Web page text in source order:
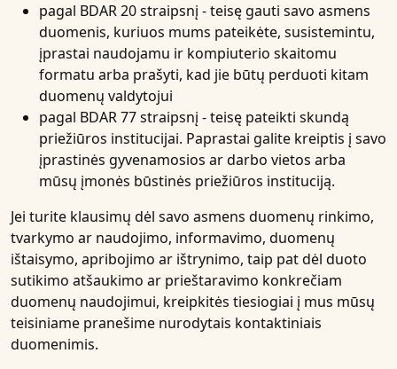
pagal BDAR 20 straipsnį - teisę gauti savo asmens
duomenis, kuriuos mums pateikėte, susistemintu,
įprastai naudojamu ir kompiuterio skaitomu
formatu arba prašyti, kad jie būtų perduoti kitam
duomenų valdytojui
pagal BDAR 77 straipsnį - teisę pateikti skundą
priežiūros institucijai. Paprastai galite kreiptis į savo
įprastinės gyvenamosios ar darbo vietos arba
mūsų įmonės būstinės priežiūros instituciją.
Jei turite klausimų dėl savo asmens duomenų rinkimo,
tvarkymo ar naudojimo, informavimo, duomenų
ištaisymo, apribojimo ar ištrynimo, taip pat dėl duoto
sutikimo atšaukimo ar prieštaravimo konkrečiam
duomenų naudojimui, kreipkitės tiesiogiai į mus mūsų
teisiniame pranešime nurodytais kontaktiniais
duomenimis.